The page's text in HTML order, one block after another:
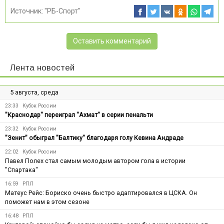
Источник: "РБ-Спорт"
Оставить комментарий
Лента новостей
5 августа, среда
23:33 Кубок России
"Краснодар" переиграл "Ахмат" в серии пенальти
23:32 Кубок России
"Зенит" обыграл "Балтику" благодаря голу Кевина Андраде
22:02 Кубок России
Павел Полех стал самым молодым автором гола в истории
"Спартака"
16:59 РПЛ
Матеус Рейс: Бориско очень быстро адаптировался в ЦСКА. Он
поможет нам в этом сезоне
16:48 РПЛ